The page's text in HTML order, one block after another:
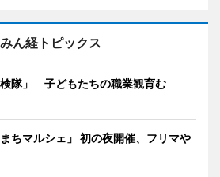
みん経トピックス
隊」 子どもたちの職業観育む
ちマルシェ」 初の夜開催、フリマや